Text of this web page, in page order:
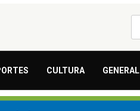
CULTURA GENERAL